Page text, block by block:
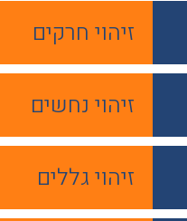
זיהוי חרקים
זיהוי נחשים
זיהוי גללים